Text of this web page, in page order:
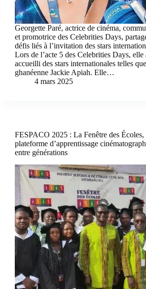
Georgette Paré, actrice de cinéma,
et promotrice des Celebrities Days,
défis liés à l’invitation des stars
Lors de l’acte 5 des Celebrities Days, elle
accueilli des stars internationales telles
ghanéenne Jackie Apiah. Elle…
4 mars 2025
FESPACO 2025 : La Fenêtre des Écoles,
plateforme d’apprentissage
entre générations